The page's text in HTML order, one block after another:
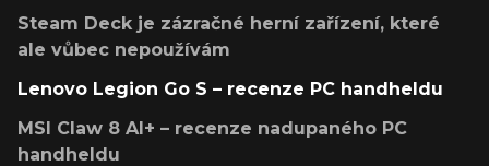
Steam Deck je zázračné herní zařízení, které
ale vůbec nepoužívám
Lenovo Legion Go S – recenze PC handheldu
MSI Claw 8 AI+ – recenze nadupaného PC
handheldu